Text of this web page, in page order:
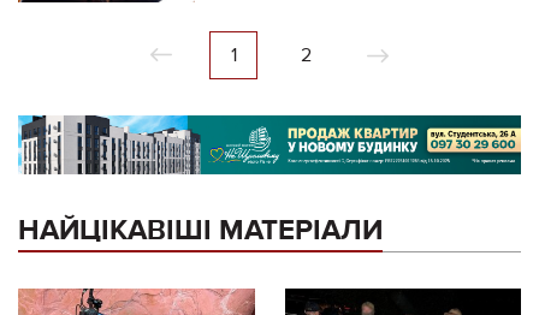
1 2
НАЙЦІКАВІШІ МАТЕРІАЛИ